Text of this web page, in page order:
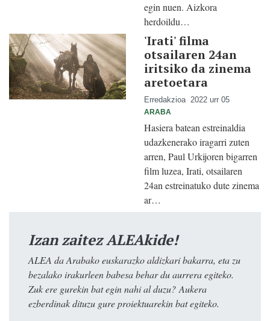
egin nuen. Aizkora
herdoildu…
'Irati' filma
otsailaren 24an
iritsiko da zinema
aretoetara
Erredakzioa 2022 urr 05
ARABA
Hasiera batean estreinaldia
udazkenerako iragarri zuten
arren, Paul Urkijoren bigarren
film luzea, Irati, otsailaren
24an estreinatuko dute zinema
ar…
Izan zaitez ALEAkide!
ALEA da Arabako euskarazko aldizkari bakarra, eta zu
bezalako irakurleen babesa behar du aurrera egiteko.
Zuk ere gurekin bat egin nahi al duzu? Aukera
ezberdinak dituzu gure proiektuarekin bat egiteko.